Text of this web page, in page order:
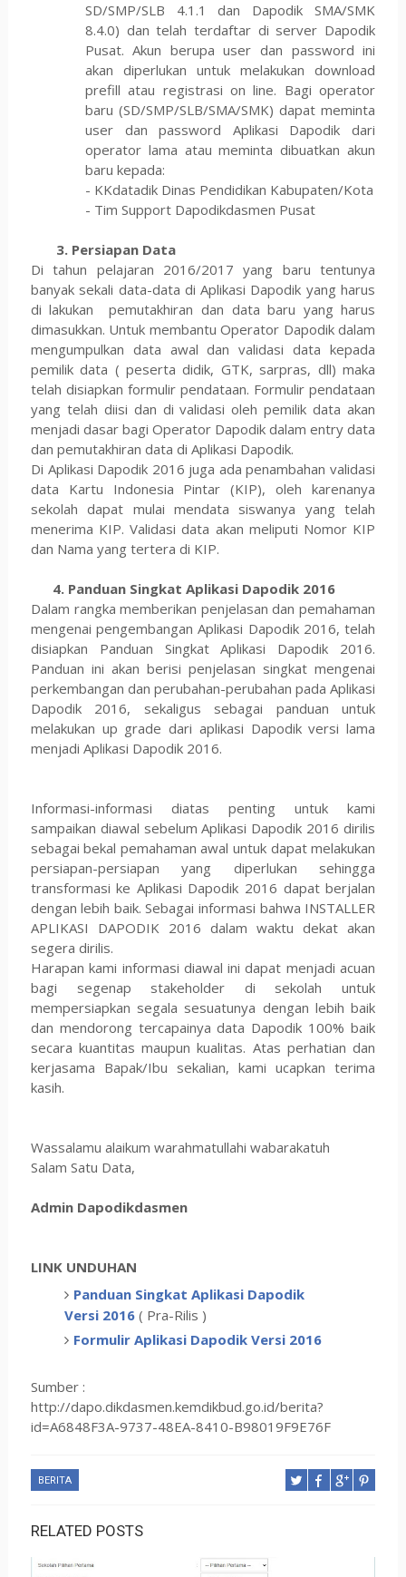
SD/SMP/SLB 4.1.1 dan Dapodik SMA/SMK
8.4.0) dan telah terdaftar di server Dapodik
Pusat. Akun berupa user dan password ini
akan diperlukan untuk melakukan download
prefill atau registrasi on line. Bagi operator
baru (SD/SMP/SLB/SMA/SMK) dapat meminta
user dan password Aplikasi Dapodik dari
operator lama atau meminta dibuatkan akun
baru kepada:
- KKdatadik Dinas Pendidikan Kabupaten/Kota
- Tim Support Dapodikdasmen Pusat
3. Persiapan Data
Di tahun pelajaran 2016/2017 yang baru tentunya
banyak sekali data-data di Aplikasi Dapodik yang harus
di lakukan pemutakhiran dan data baru yang harus
dimasukkan. Untuk membantu Operator Dapodik dalam
mengumpulkan data awal dan validasi data kepada
pemilik data ( peserta didik, GTK, sarpras, dll) maka
telah disiapkan formulir pendataan. Formulir pendataan
yang telah diisi dan di validasi oleh pemilik data akan
menjadi dasar bagi Operator Dapodik dalam entry data
dan pemutakhiran data di Aplikasi Dapodik.
Di Aplikasi Dapodik 2016 juga ada penambahan validasi
data Kartu Indonesia Pintar (KIP), oleh karenanya
sekolah dapat mulai mendata siswanya yang telah
menerima KIP. Validasi data akan meliputi Nomor KIP
dan Nama yang tertera di KIP.
4. Panduan Singkat Aplikasi Dapodik 2016
Dalam rangka memberikan penjelasan dan pemahaman
mengenai pengembangan Aplikasi Dapodik 2016, telah
disiapkan Panduan Singkat Aplikasi Dapodik 2016.
Panduan ini akan berisi penjelasan singkat mengenai
perkembangan dan perubahan-perubahan pada Aplikasi
Dapodik 2016, sekaligus sebagai panduan untuk
melakukan up grade dari aplikasi Dapodik versi lama
menjadi Aplikasi Dapodik 2016.
Informasi-informasi diatas penting untuk kami
sampaikan diawal sebelum Aplikasi Dapodik 2016 dirilis
sebagai bekal pemahaman awal untuk dapat melakukan
persiapan-persiapan yang diperlukan sehingga
transformasi ke Aplikasi Dapodik 2016 dapat berjalan
dengan lebih baik. Sebagai informasi bahwa INSTALLER
APLIKASI DAPODIK 2016 dalam waktu dekat akan
segera dirilis.
Harapan kami informasi diawal ini dapat menjadi acuan
bagi segenap stakeholder di sekolah untuk
mempersiapkan segala sesuatunya dengan lebih baik
dan mendorong tercapainya data Dapodik 100% baik
secara kuantitas maupun kualitas. Atas perhatian dan
kerjasama Bapak/Ibu sekalian, kami ucapkan terima
kasih.
Wassalamu alaikum warahmatullahi wabarakatuh
Salam Satu Data,
Admin Dapodikdasmen
LINK UNDUHAN
Panduan Singkat Aplikasi Dapodik
Versi 2016 ( Pra-Rilis )
Formulir Aplikasi Dapodik Versi 2016
Sumber :
http://dapo.dikdasmen.kemdikbud.go.id/berita?
id=A6848F3A-9737-48EA-8410-B98019F9E76F
BERITA
RELATED POSTS